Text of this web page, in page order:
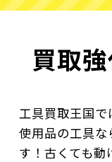
買取
工具買取王国
使用品の工具な
す！ 古くても動